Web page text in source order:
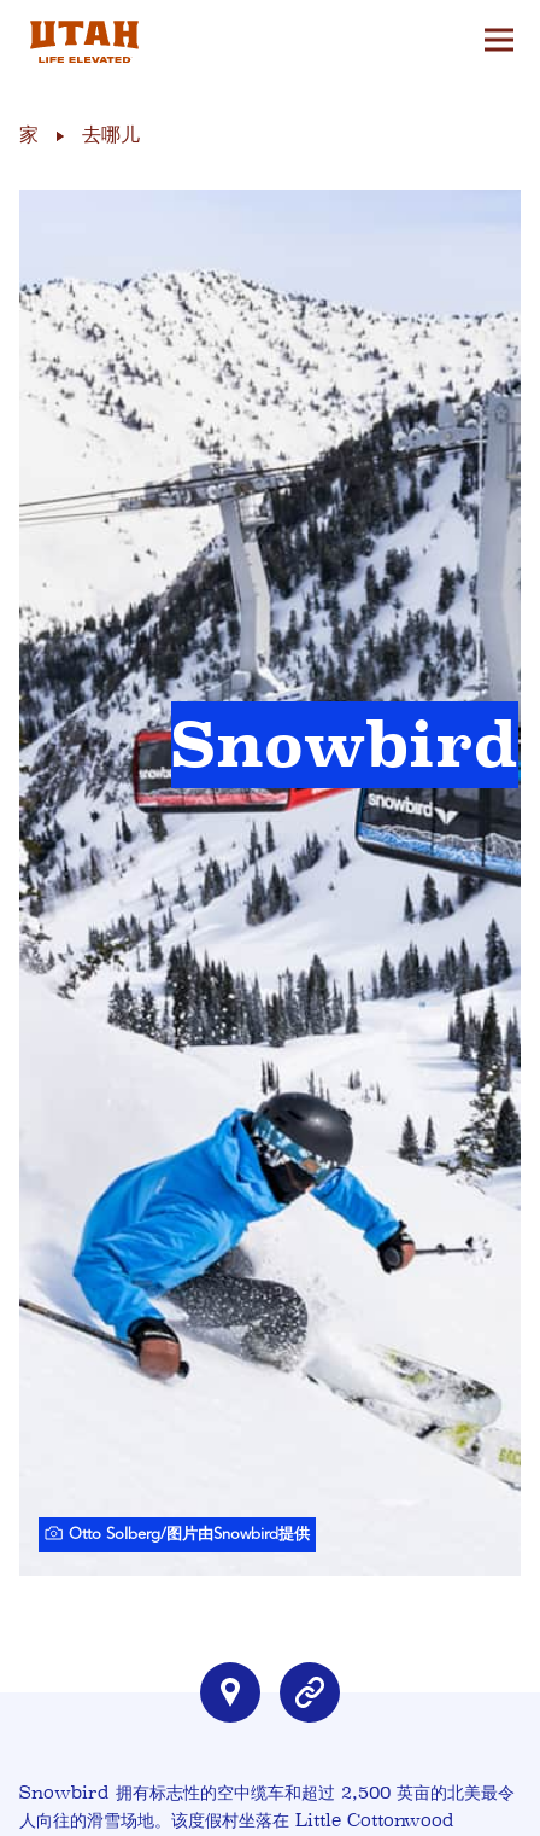
切换
家 去哪儿
Snowbird
Otto Solberg/图片由Snowbird提供
Snowbird 拥有标志性的空中缆车和超过 2,500 英亩的北美最令
人向往的滑雪场地。该度假村坐落在 Little Cottonwood